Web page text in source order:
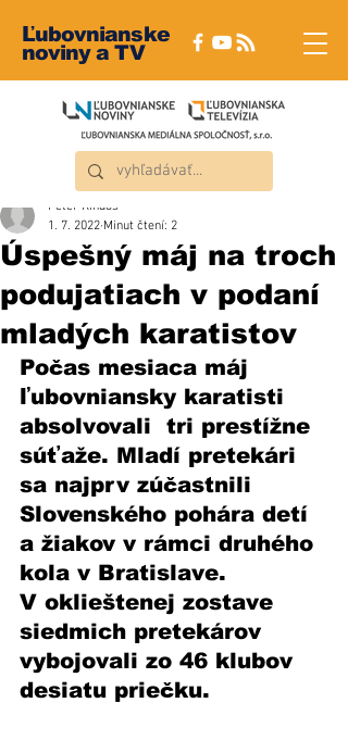
Ľubovnianske
noviny a TV
Úspešný máj na troch
podujatiach v podaní
mladých karatistov
Peter Rindoš
1. 7. 2022 Minut čtení: 2
Počas mesiaca máj
ľubovniansky karatisti
absolvovali  tri prestížne
súťaže. Mladí pretekári
sa najprv zúčastnili
Slovenského pohára detí
a žiakov v rámci druhého
kola v Bratislave.
V oklieštenej zostave
siedmich pretekárov
vybojovali zo 46 klubov
desiatu priečku.